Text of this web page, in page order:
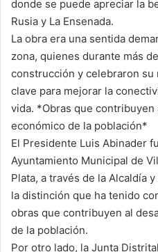
donde se puede apreciar la
Rusia y La Ensenada.
La obra era una sentida
zona, quienes durante más
construcción y celebraron
clave para mejorar la
vida. *Obras que
económico de la población*
El Presidente Luis Abinader
Ayuntamiento Municipal de
Plata, a través de la Alcaldía
la distinción que ha tenido
obras que contribuyen al
de la población.
Por otro lado, la Junta